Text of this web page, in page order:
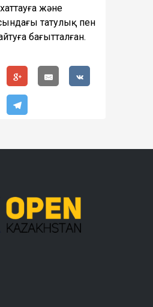
және
татулық пен
бағытталған.